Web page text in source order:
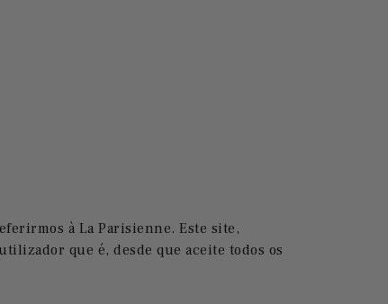
à La Parisienne. Este site,
que é, desde que aceite todos os